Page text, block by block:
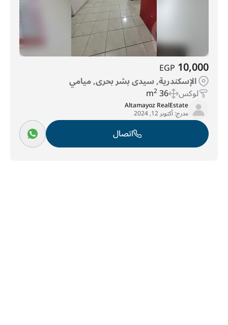
10,000
EGP
الإسكندرية, سيدى بشر بحرى, ميامي
لوكس 36 m
2
Altamayoz RealEstate
مدرج:أكتوبر 12, 2024
اتصال